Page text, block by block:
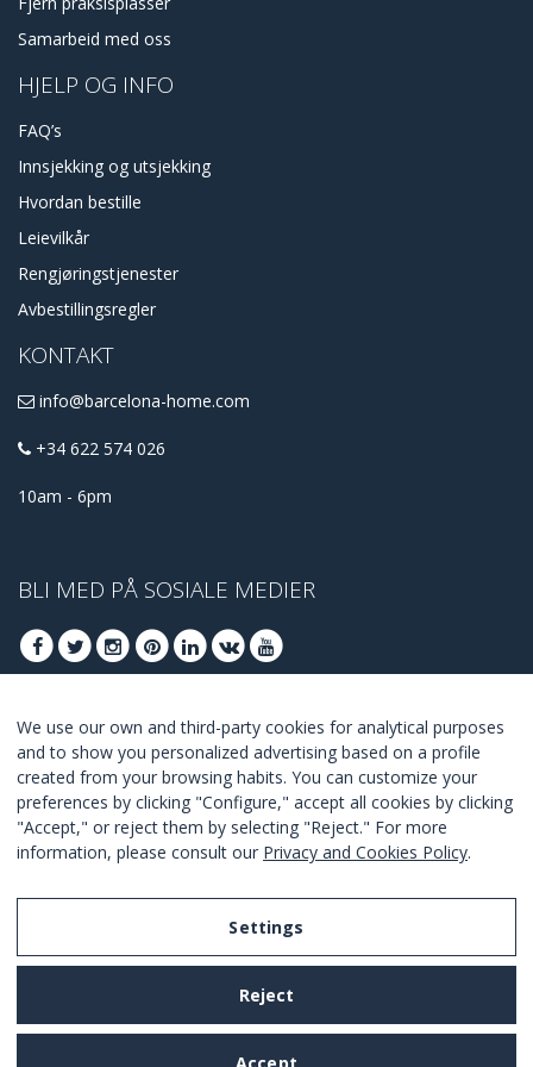
Samarbeid med oss
HJELP OG INFO
FAQ’s
Innsjekking og utsjekking
Hvordan bestille
Leievilkår
Rengjøringstjenester
Avbestillingsregler
KONTAKT
info@barcelona-home.com
+34 622 574 026
10am - 6pm
BLI MED PÅ SOSIALE MEDIER
BLI MED FOR Å FÅ VÅRE BESTE TILBUDENE
ABONNER
I Agree with the terms and conditions
We use our own and third-party cookies for analytical purposes
and to show you personalized advertising based on a profile
created from your browsing habits. You can customize your
preferences by clicking "Configure," accept all cookies by clicking
"Accept," or reject them by selecting "Reject." For more
information, please consult our Privacy and Cookies Policy.
Settings
Reject
Legal Notice
Privacy and Cookies Policy
Terms and Conditions of Use